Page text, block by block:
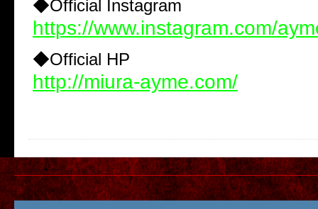
◆Official Instagram
https://www.instagram.com/
◆Official HP
http://miura-ayme.com/